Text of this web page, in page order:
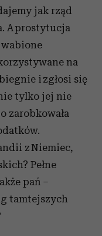
jak rząd
A prostytucja
na
i zgłosi się
tylko jej nie
zarobkowała
z Niemiec,
Pełne
pań –
tamtejszych